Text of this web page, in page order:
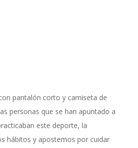
pantalón corto y camiseta de
personas que se han apuntado a
este deporte, la
hábitos y apostemos por cuidar